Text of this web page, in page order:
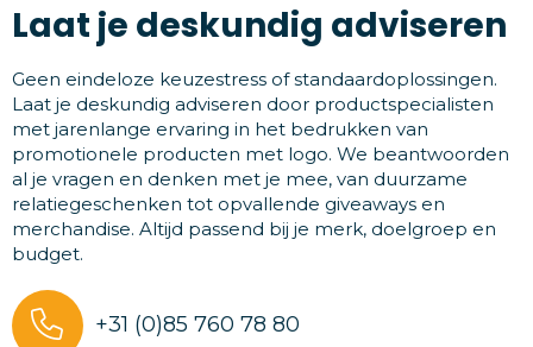
Laat je deskundig adviseren
Geen eindeloze keuzestress of standaardoplossingen.
Laat je deskundig adviseren door productspecialisten
met jarenlange ervaring in het bedrukken van
promotionele producten met logo. We beantwoorden
al je vragen en denken met je mee, van duurzame
relatiegeschenken tot opvallende giveaways en
merchandise. Altijd passend bij je merk, doelgroep en
budget.
+31 (0)85 760 78 80